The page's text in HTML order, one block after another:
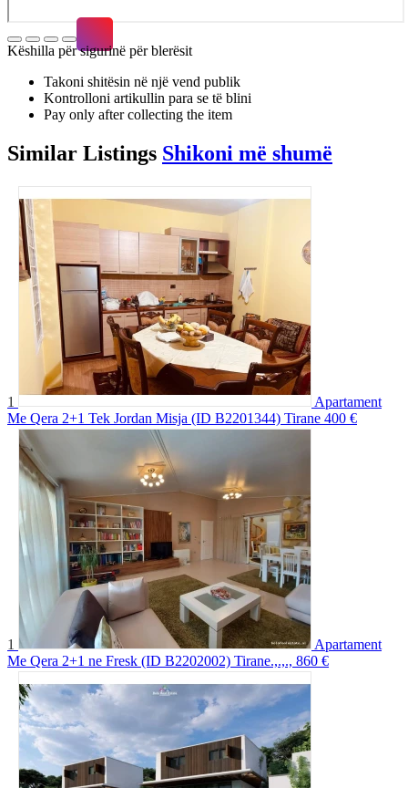
Këshilla për sigurinë për blerësit
Takoni shitësin në një vend publik
Kontrolloni artikullin para se të blini
Pay only after collecting the item
Similar Listings Shikoni më shumë
1
Apartament
Me Qera 2+1 Tek Jordan Misja (ID B2201344) Tirane 400 €
1
Apartament
Me Qera 2+1 ne Fresk (ID B2202002) Tirane.,.,., 860 €